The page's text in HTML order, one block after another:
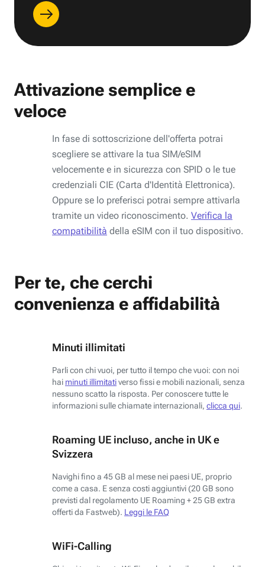
Attivazione semplice e
veloce
In fase di sottoscrizione dell'offerta potrai
scegliere se attivare la tua SIM/eSIM
velocemente e in sicurezza con SPID o le tue
credenziali CIE (Carta d'Identità Elettronica).
Oppure se lo preferisci potrai sempre attivarla
tramite un video riconoscimento. Verifica la
compatibilità della eSIM con il tuo dispositivo.
Per te, che cerchi
convenienza e affidabilità
Minuti illimitati
Parli con chi vuoi, per tutto il tempo che vuoi: con noi
hai minuti illimitativerso fissi e mobili nazionali, senza
nessuno scatto la risposta. Per conoscere tutte le
informazioni sulle chiamate internazionali, clicca qui.
Roaming UE incluso, anche in UK e
Svizzera
Navighi fino a 45 GB al mese nei paesi UE, proprio
come a casa. E senza costi aggiuntivi (20 GB sono
previsti dal regolamento UE Roaming + 25 GB extra
offerti da Fastweb). Leggi le FAQ
WiFi-Calling